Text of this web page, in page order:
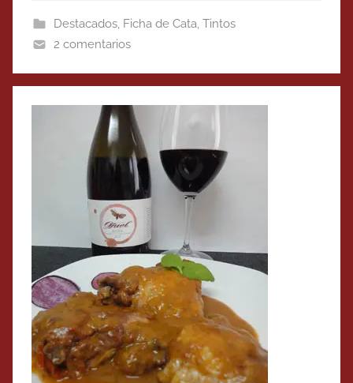
Destacados, Ficha de Cata, Tintos
2 comentarios